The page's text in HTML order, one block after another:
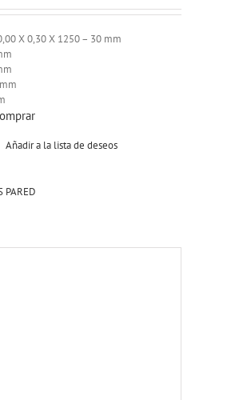
X 0,30 X 1250 – 30 mm
Añadir a la lista de deseos
PARED